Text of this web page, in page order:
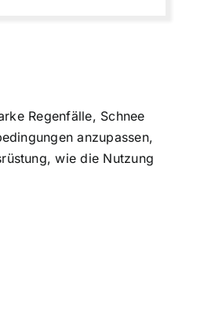
Regenfälle, Schnee
anzupassen,
wie die Nutzung